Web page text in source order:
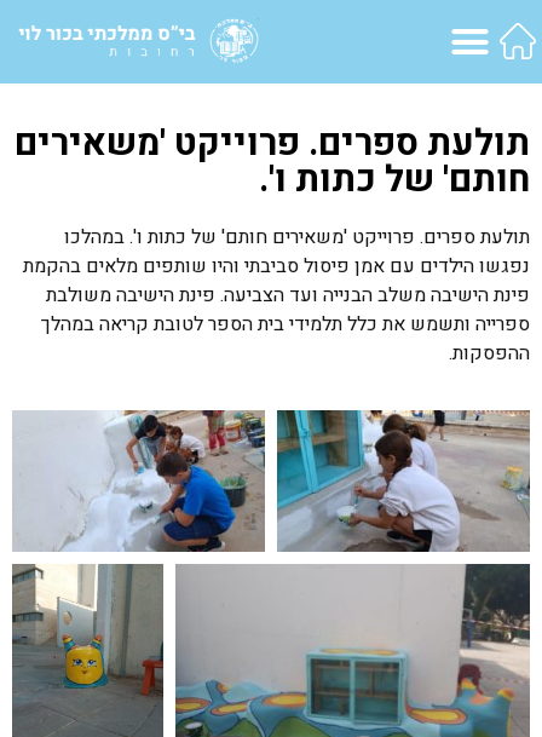
תולעת ספרים. פרוייקט 'משאירים
חותם' של כתות ו'.
תולעת ספרים. פרוייקט 'משאירים חותם' של כתות ו'. במהלכו
נפגשו הילדים עם אמן פיסול סביבתי והיו שותפים מלאים בהקמת
פינת הישיבה משלב הבנייה ועד הצביעה. פינת הישיבה משולבת
ספרייה ותשמש את כלל תלמידי בית הספר לטובת קריאה במהלך
ההפסקות.